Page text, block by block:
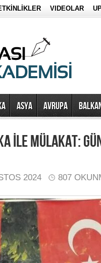
VIDEOLAR
ASYA AVRUPA
İLE MÜLAKAT:
2024 807